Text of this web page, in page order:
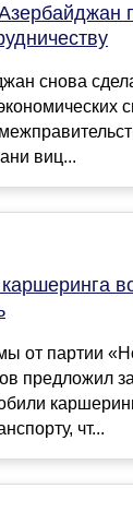
снова
виц...
от партии
предложил
чт...